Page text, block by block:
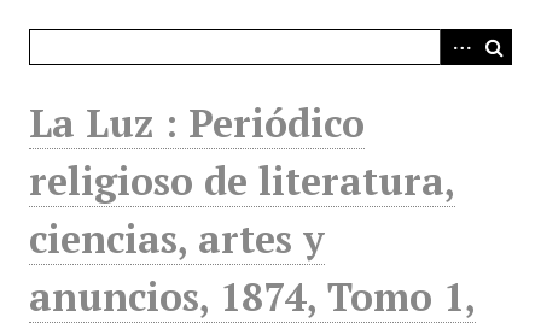
La Luz : Periódico
religioso de literatura,
ciencias, artes y
anuncios, 1874, Tomo 1,